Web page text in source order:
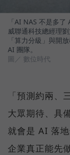
「AI NAS 不是多
威聯通科技總經理
「算力分級」與開
AI 團隊。
圖／ 數位時代
「預測約兩、
大眾期待、具
就會是 AI 落
企業真正能先